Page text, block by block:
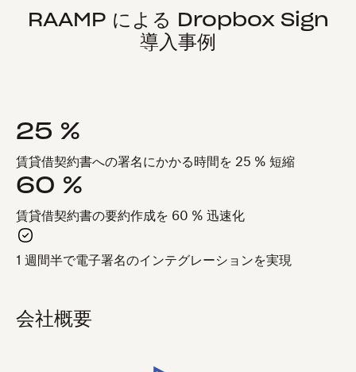
RAAMP による Dropbox Sign
導入事例
25 %
賃貸借契約書への署名にかかる時間を 25 % 短縮
60 %
賃貸借契約書の要約作成を 60 % 迅速化
1 週間半で電子署名のインテグレーションを実現
会社概要